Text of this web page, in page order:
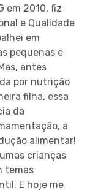
em 2010, fiz
e Qualidade
em
pequenas e
antes
por nutrição
filha, essa
da
a
alimentar!
crianças
temas
E hoje me